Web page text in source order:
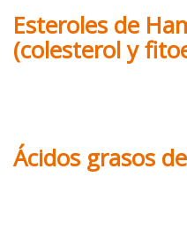
Esteroles de
(colesterol y
Ácidos grasos